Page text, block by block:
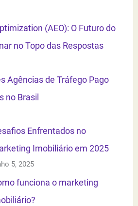
(AEO): O Futuro do
no Topo das Respostas
Agências de Tráfego Pago
no Brasil
Enfrentados no
Imobiliário em 2025
5, 2025
funciona o marketing